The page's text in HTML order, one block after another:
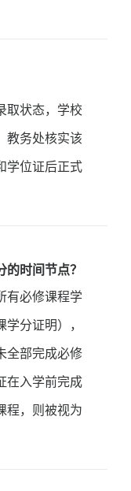
状态，学校
教务处核实该
学位证后正式
时间节点？
必修课程学
分证明），
全部完成必修
在入学前完成
程，则被视为